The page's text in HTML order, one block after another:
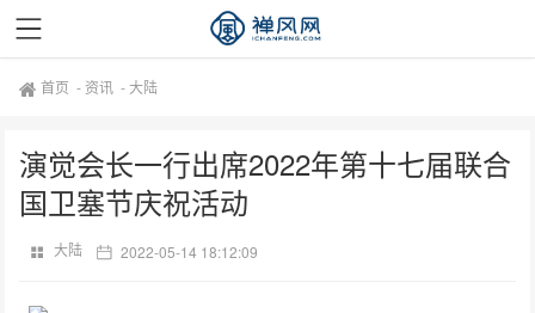
首页 - 资讯 -大陆
演觉会长一行出席2022年第十七届联合
国卫塞节庆祝活动
大陆 2022-05-14 18:12:09